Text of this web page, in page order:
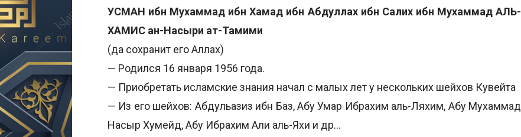
УСМАН ибн Мухаммад ибн Хамад ибн Абдуллах ибн Салих ибн Мухаммад АЛЬ-
ХАМИС ан-Насыри ат-Тамими
(да сохранит его Аллах)
— Родился 16 января 1956 года.
— Приобретать исламские знания начал с малых лет у нескольких шейхов Кувейта
— Из его шейхов: Абдульазиз ибн Баз, Абу Умар Ибрахим аль-Ляхим, Абу Мухаммад
Насыр Хумейд, Абу Ибрахим Али аль-Яхи и др…